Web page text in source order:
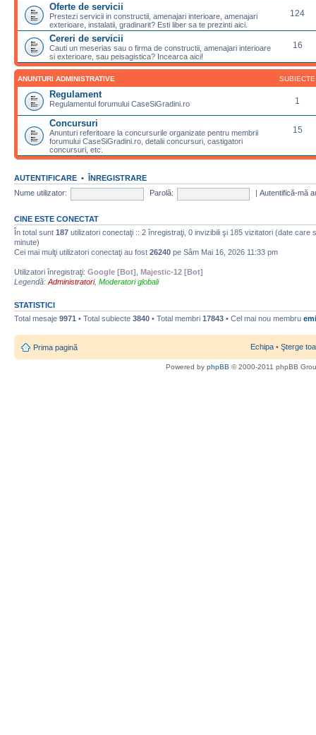
Oferte de servicii
Prestezi servicii in constructii, amenajari interioare, amenajari
exterioare, instalatii, gradinarit? Esti liber sa te prezinti aici.
124
Cereri de servicii
Cauti un meserias sau o firma de constructii, amenajari interioare
si exterioare, sau peisagistica? Incearca aici!
16
ANUNTURI ADMINISTRATIVE SUBIECTE
Regulament
Regulamentul forumului CaseSiGradini.ro 1
Concursuri
Anunturi referitoare la concursurile organizate pentru membrii
forumului CaseSiGradini.ro, detalii concursuri, castigatori
concursuri, etc.
15
AUTENTIFICARE • ÎNREGISTRARE
Nume utilizator:
Parolă: Autentifică-mă
CINE ESTE CONECTAT
În total sunt 187 utilizatori conectaţi :: 2 înregistraţi, 0 invizibili şi 185 vizitatori (date care
minute)
Cei mai mulţi utilizatori conectaţi au fost 26240 pe Sâm Mai 16, 2026 11:33 pm
Utilizatori înregistraţi: Google [Bot] Majestic-12 [Bot]
Legendă: Administratori, Moderatori globali
STATISTICI
Total mesaje 9971 • Total subiecte 3840 • Total membri 17843 • Cel mai nou membru
Prima pagină Echipa • Şterge
Powered by phpBB © 2000-2011 phpBB